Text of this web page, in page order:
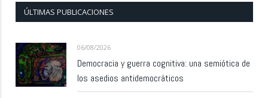
ÚLTIMAS PUBLICACIONES
06/08/2026
Democracia y guerra cognitiva: una semiótica de
los asedios antidemocráticos